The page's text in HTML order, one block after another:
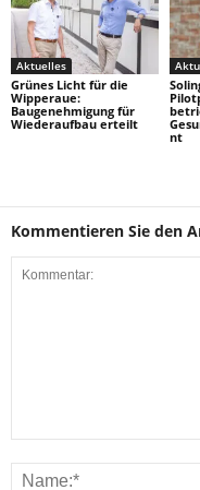
Aktuelles
Grünes Licht für die
Wipperaue:
Baugenehmigung für
Wiederaufbau erteilt
nt
Kommentieren Sie den